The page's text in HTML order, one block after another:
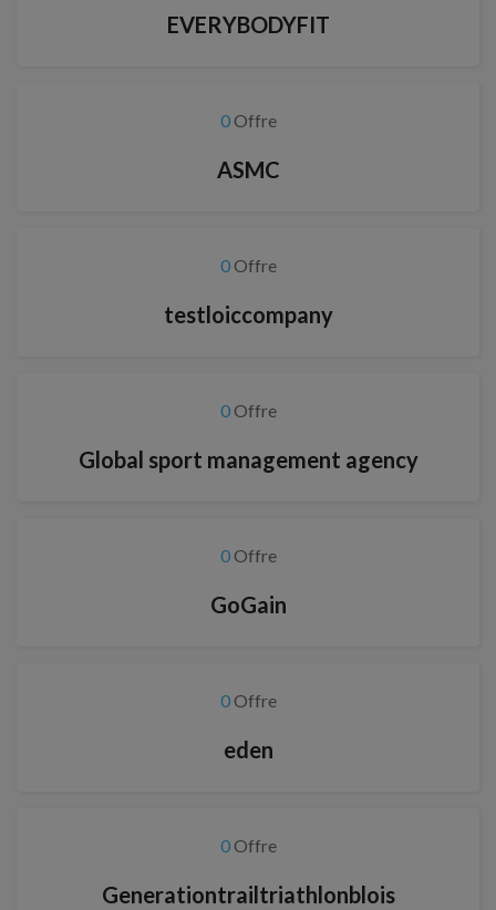
EVERYBODYFIT
0Offre
ASMC
0Offre
testloiccompany
0Offre
Global sport management agency
0Offre
GoGain
0Offre
eden
0Offre
Generationtrailtriathlonblois